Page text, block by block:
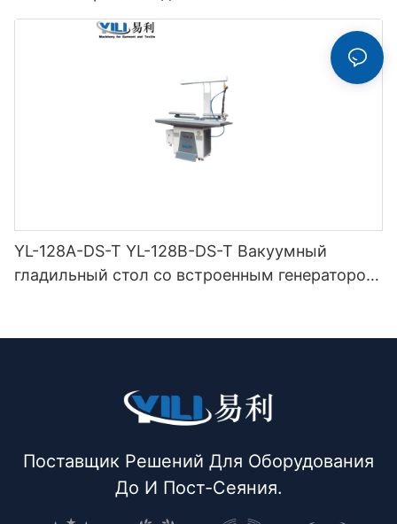
YL-128A-DS-T YL-128B-DS-T Вакуумный
гладильный стол со встроенным генератором
Поставщик Решений Для Оборудования
До И Пост-Сеяния.